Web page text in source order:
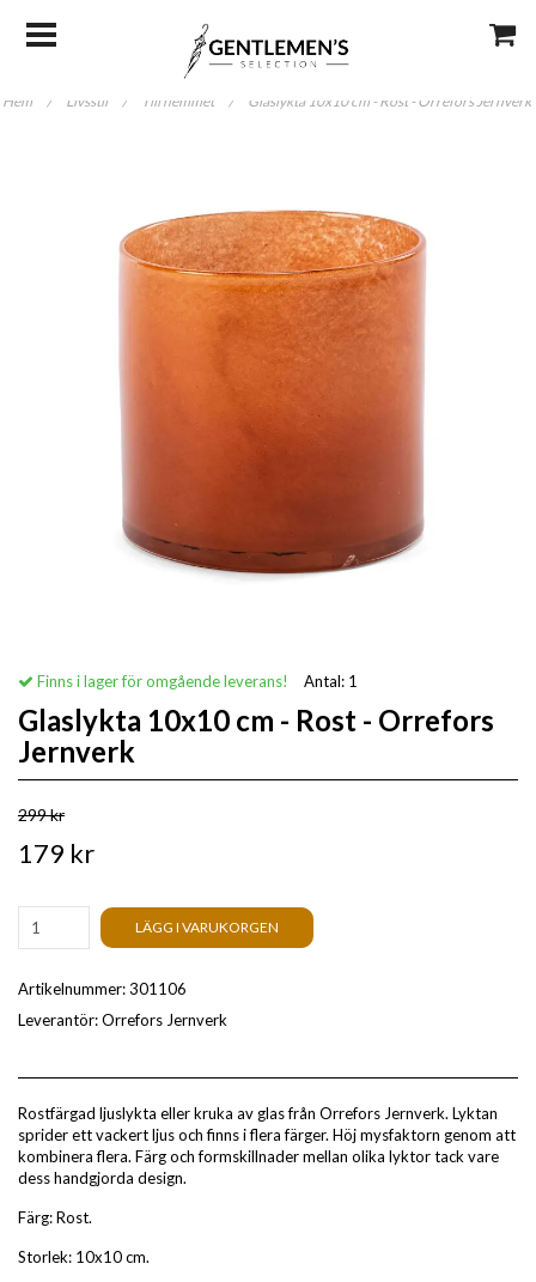
Hem / Livsstil / Till hemmet / Glaslykta 10x10 cm - Rost - Orrefors Jernverk
Finns i lager för omgående leverans! Antal: 1
Glaslykta 10x10 cm - Rost - Orrefors
Jernverk
299 kr
179 kr
LÄGG I VARUKORGEN
Artikelnummer:301106
Leverantör:Orrefors Jernverk
Rostfärgad ljuslykta eller kruka av glas från Orrefors Jernverk. Lyktan
sprider ett vackert ljus och finns i flera färger. Höj mysfaktorn genom att
kombinera flera. Färg och formskillnader mellan olika lyktor tack vare
dess handgjorda design.
Färg: Rost.
Storlek: 10x10 cm.